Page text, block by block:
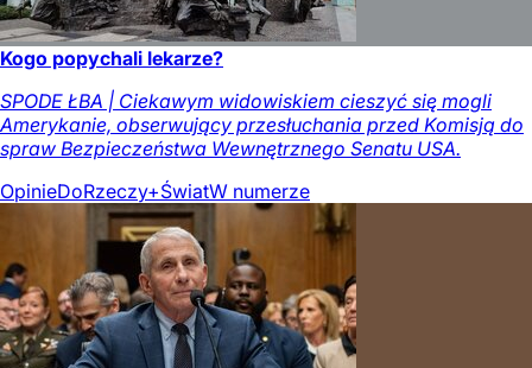
Kogo popychali lekarze?
SPODE ŁBA | Ciekawym widowiskiem cieszyć się mogli
Amerykanie, obserwujący przesłuchania przed Komisją do
spraw Bezpieczeństwa Wewnętrznego Senatu USA.
OpinieDoRzeczy+ŚwiatW numerze